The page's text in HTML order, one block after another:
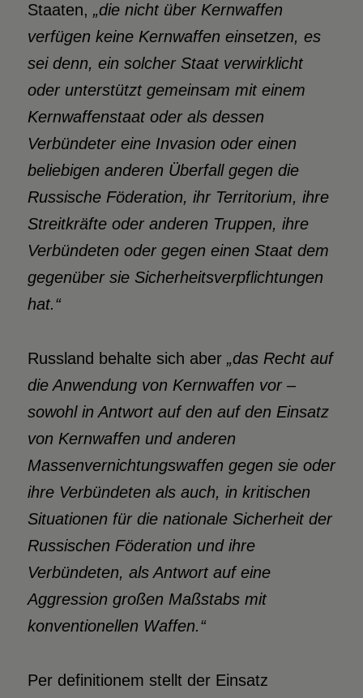
Staaten, „die nicht über Kernwaffen
verfügen keine Kernwaffen einsetzen, es
sei denn, ein solcher Staat verwirklicht
oder unterstützt gemeinsam mit einem
Kernwaffenstaat oder als dessen
Verbündeter eine Invasion oder einen
beliebigen anderen Überfall gegen die
Russische Föderation, ihr Territorium, ihre
Streitkräfte oder anderen Truppen, ihre
Verbündeten oder gegen einen Staat dem
gegenüber sie Sicherheitsverpflichtungen
hat.“
Russland behalte sich aber „das Recht auf
die Anwendung von Kernwaffen vor –
sowohl in Antwort auf den auf den Einsatz
von Kernwaffen und anderen
Massenvernichtungswaffen gegen sie oder
ihre Verbündeten als auch, in kritischen
Situationen für die nationale Sicherheit der
Russischen Föderation und ihre
Verbündeten, als Antwort auf eine
Aggression großen Maßstabs mit
konventionellen Waffen.“
Per definitionem stellt der Einsatz